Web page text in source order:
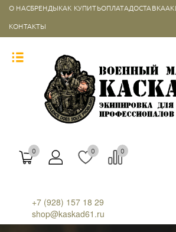
О НАСБРЕНДЫКАК КУПИТЬОПЛАТАДОСТАВКА
КОНТАКТЫ
0 0 0
+7 (928) 157 18 29
shop@kaskad61.ru